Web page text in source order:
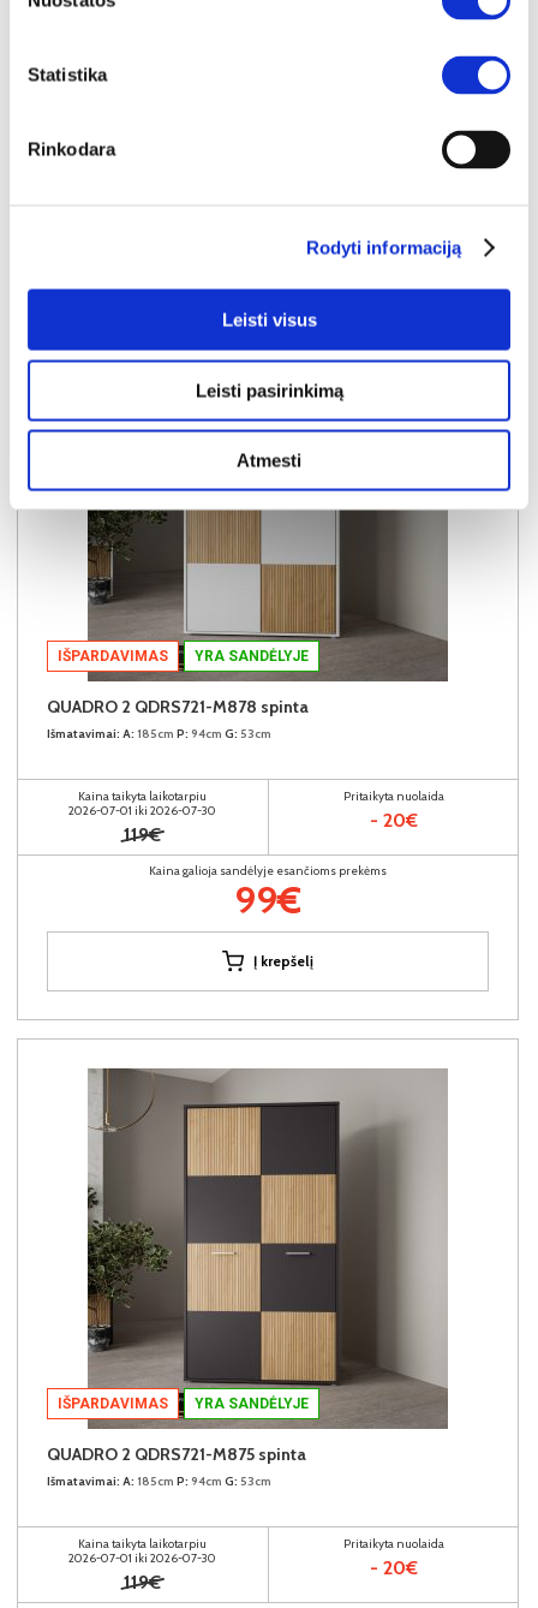
Statistika
Rinkodara
Rodyti informaciją
Leisti visus
Leisti pasirinkimą
Atmesti
IŠPARDAVIMAS YRA SANDĖLYJE
QUADRO 2 QDRS721-M878 spinta
Išmatavimai: A: 185cm P: 94cm G: 53cm
Kaina taikyta laikotarpiu
2026-07-01 iki 2026-07-30
119€
Pritaikyta nuolaida
- 20€
Kaina galioja sandėlyje esančioms prekėms
99€
Į krepšelį
IŠPARDAVIMAS YRA SANDĖLYJE
QUADRO 2 QDRS721-M875 spinta
Išmatavimai: A: 185cm P: 94cm G: 53cm
Kaina taikyta laikotarpiu
2026-07-01 iki 2026-07-30
119€
Pritaikyta nuolaida
- 20€